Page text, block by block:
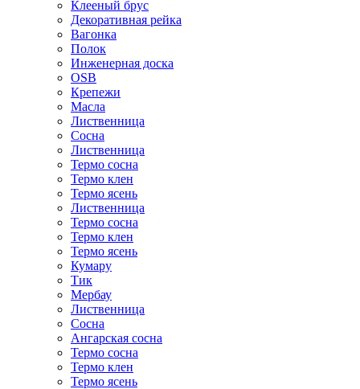
Клееный брус
Декоративная рейка
Вагонка
Полок
Инженерная доска
OSB
Крепежи
Масла
Лиственница
Сосна
Лиственница
Термо сосна
Термо клен
Термо ясень
Лиственница
Термо сосна
Термо клен
Термо ясень
Кумару
Тик
Мербау
Лиственница
Сосна
Ангарская сосна
Термо сосна
Термо клен
Термо ясень